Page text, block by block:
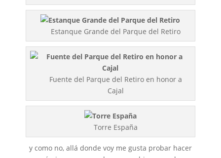
Estanque Grande del Parque del Retiro
Fuente del Parque del Retiro en honor a
Cajal
Torre España
y como no, allá donde voy me gusta probar hacer